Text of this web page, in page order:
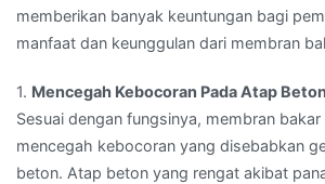
memberikan banyak keuntungan bagi
manfaat dan keunggulan dari membran
1. Mencegah Kebocoran Pada Atap Beton
Sesuai dengan fungsinya, membran
mencegah kebocoran yang disebabkan
beton. Atap beton yang rengat akibat